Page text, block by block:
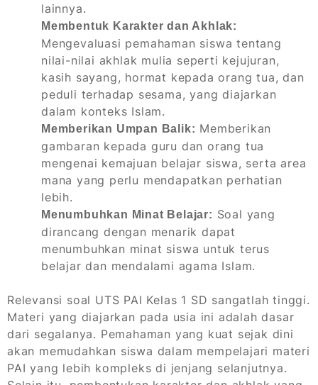
lainnya.
Membentuk Karakter dan Akhlak:
Mengevaluasi pemahaman siswa tentang
nilai-nilai akhlak mulia seperti kejujuran,
kasih sayang, hormat kepada orang tua, dan
peduli terhadap sesama, yang diajarkan
dalam konteks Islam.
Memberikan Umpan Balik: Memberikan
gambaran kepada guru dan orang tua
mengenai kemajuan belajar siswa, serta area
mana yang perlu mendapatkan perhatian
lebih.
Menumbuhkan Minat Belajar: Soal yang
dirancang dengan menarik dapat
menumbuhkan minat siswa untuk terus
belajar dan mendalami agama Islam.
Relevansi soal UTS PAI Kelas 1 SD sangatlah tinggi.
Materi yang diajarkan pada usia ini adalah dasar
dari segalanya. Pemahaman yang kuat sejak dini
akan memudahkan siswa dalam mempelajari materi
PAI yang lebih kompleks di jenjang selanjutnya.